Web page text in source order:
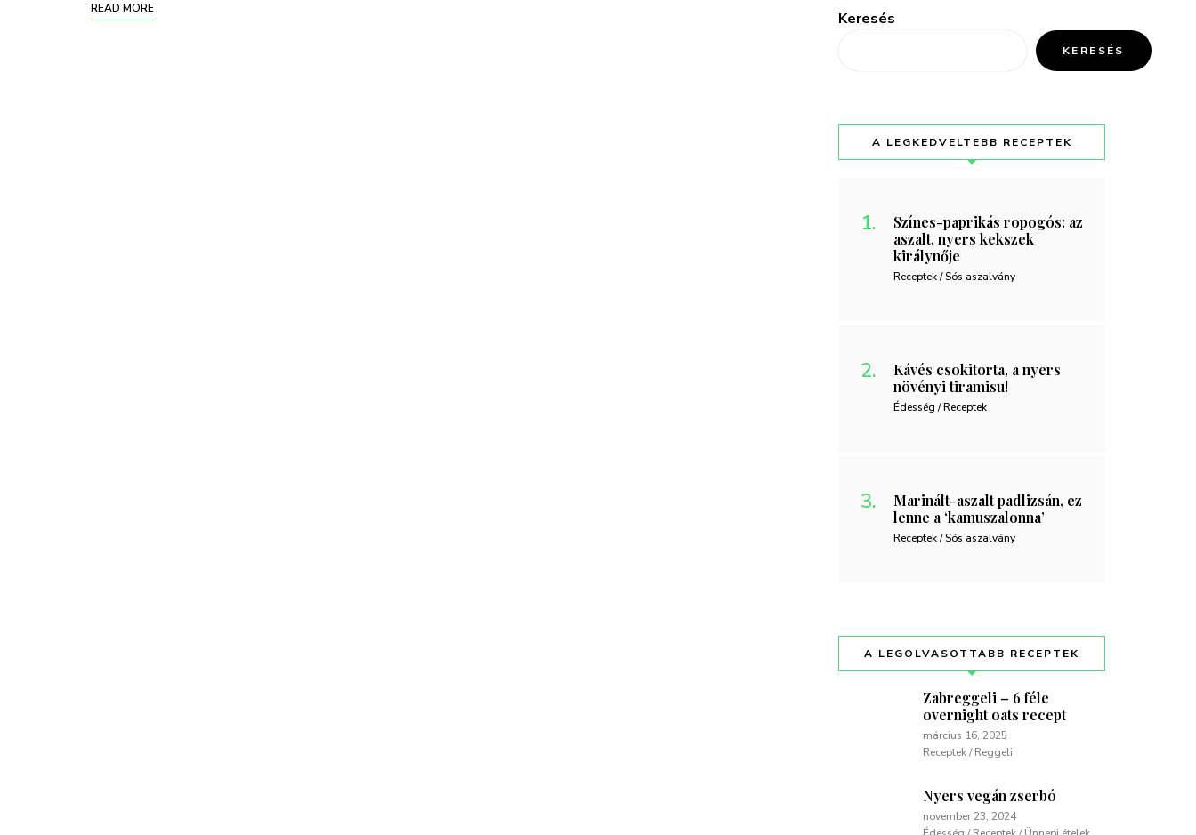
READ MORE
Keresés
KERESÉS
A LEGKEDVELTEBB RECEPTEK
Színes-paprikás ropogós: az
aszalt, nyers kekszek
királynője
Receptek / Sós aszalvány
Kávés csokitorta, a nyers
növényi tiramisu!
Édesség / Receptek
Marinált-aszalt padlizsán, ez
lenne a ‘kamuszalonna’
Receptek / Sós aszalvány
A LEGOLVASOTTABB RECEPTEK
Zabreggeli – 6 féle
overnight oats recept
március 16, 2025
Receptek / Reggeli
Nyers vegán zserbó
november 23, 2024